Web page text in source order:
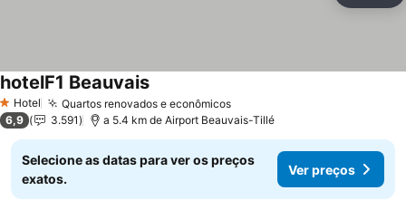
1 Estrelas
Hotel Quartos renovados e econômicos
hotelF1 Beauvais
6,9 3.591 a 5.4 km de Airport Beauvais-Tillé
Selecione as datas para ver os preços
exatos.
Ver preços